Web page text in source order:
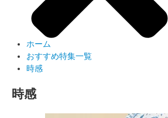
ホーム
おすすめ特集一覧
時感
時感